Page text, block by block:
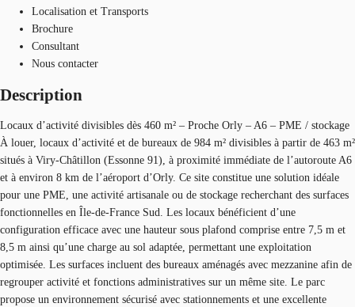
Localisation et Transports
Brochure
Consultant
Nous contacter
Description
Locaux d’activité divisibles dès 460 m² – Proche Orly – A6 – PME / stockage
À louer, locaux d’activité et de bureaux de 984 m² divisibles à partir de 463 m²
situés à Viry-Châtillon (Essonne 91), à proximité immédiate de l’autoroute A6
et à environ 8 km de l’aéroport d’Orly. Ce site constitue une solution idéale
pour une PME, une activité artisanale ou de stockage recherchant des surfaces
fonctionnelles en Île-de-France Sud. Les locaux bénéficient d’une
configuration efficace avec une hauteur sous plafond comprise entre 7,5 m et
8,5 m ainsi qu’une charge au sol adaptée, permettant une exploitation
optimisée. Les surfaces incluent des bureaux aménagés avec mezzanine afin de
regrouper activité et fonctions administratives sur un même site. Le parc
propose un environnement sécurisé avec stationnements et une excellente